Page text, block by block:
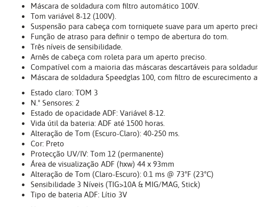
Máscara de soldadura com filtro automático 100V.
Tom variável 8-12 (100V).
Suspensão para cabeça com torniquete suave para um aperto
Função de atraso para definir o tempo de abertura do tom.
Três níveis de sensibilidade.
Arnês de cabeça com roleta para um aperto preciso.
Compatível com a maioria das máscaras descartáveis para
Máscara de soldadura Speedglas 100, com filtro de escurecimento
Estado claro: TOM 3
N.º Sensores: 2
Estado de opacidade ADF: Variável 8-12.
Vida útil da bateria: ADF até 1500 horas.
Alteração de Tom (Escuro-Claro): 40-250 ms.
Cor: Preto
Protecção UV/IV: Tom 12 (permanente)
Área de visualização ADF (hxw) 44 x 93mm
Alteração de Tom (Claro-Escuro): 0.1 ms @ 73°F (23°C)
Sensibilidade 3 Níveis (TIG>10A & MIG/MAG, Stick)
Tipo de bateria ADF: Lítio 3V